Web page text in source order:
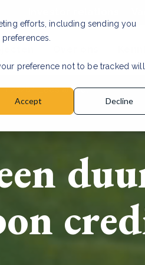
efforts, including sending you
preference not to be tracked
Accept Decline
2026?Lees artikel